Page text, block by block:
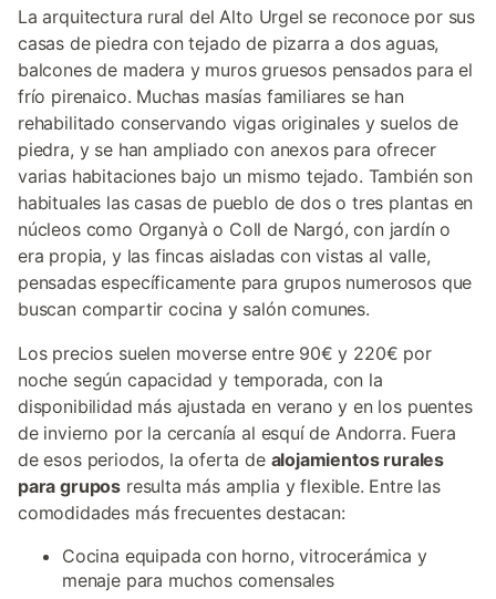
La arquitectura rural del Alto Urgel se reconoce por sus
casas de piedra con tejado de pizarra a dos aguas,
balcones de madera y muros gruesos pensados para el
frío pirenaico. Muchas masías familiares se han
rehabilitado conservando vigas originales y suelos de
piedra, y se han ampliado con anexos para ofrecer
varias habitaciones bajo un mismo tejado. También son
habituales las casas de pueblo de dos o tres plantas en
núcleos como Organyà o Coll de Nargó, con jardín o
era propia, y las fincas aisladas con vistas al valle,
pensadas específicamente para grupos numerosos que
buscan compartir cocina y salón comunes.
Los precios suelen moverse entre 90€ y 220€ por
noche según capacidad y temporada, con la
disponibilidad más ajustada en verano y en los puentes
de invierno por la cercanía al esquí de Andorra. Fuera
de esos periodos, la oferta de alojamientos rurales
para grupos resulta más amplia y flexible. Entre las
comodidades más frecuentes destacan:
Cocina equipada con horno, vitrocerámica y
menaje para muchos comensales